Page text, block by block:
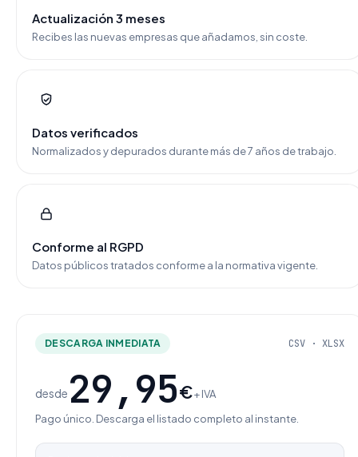
Actualización 3 meses
Recibes las nuevas empresas que añadamos, sin coste.
Datos verificados
Normalizados y depurados durante más de 7 años de trabajo.
Conforme al RGPD
Datos públicos tratados conforme a la normativa vigente.
DESCARGA INMEDIATA CSV · XLSX
desde 29,95€+ IVA
Pago único. Descarga el listado completo al instante.